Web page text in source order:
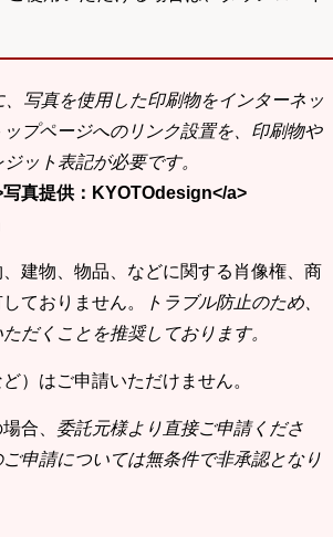
写真を使用した印刷物をインターネッ
プページへのリンク設置を、印刷物や
ット表記が必要です。
真提供：KYOTOdesign</a>
建物、物品、などに関する肖像権、商
ておりません。
トラブル防止のため、
だくことを推奨しております。
）はご申請いただけません。
合、 委託元様より直接ご申請くださ
申請については無条件で非承認となり